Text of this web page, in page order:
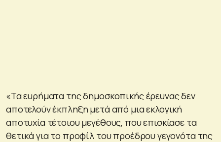
«Τα ευρήματα της δημοσκοπικής έρευνας δεν
αποτελούν έκπληξη μετά από μια εκλογική
αποτυχία τέτοιου μεγέθους, που επισκίασε τα
θετικά για το προφίλ του προέδρου γεγονότα της